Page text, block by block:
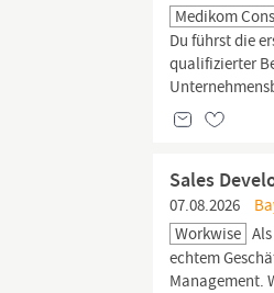
Medikom
Du führst die
qualifizierter
Sales
07.08.2026
Workwise Als
echtem
Management.